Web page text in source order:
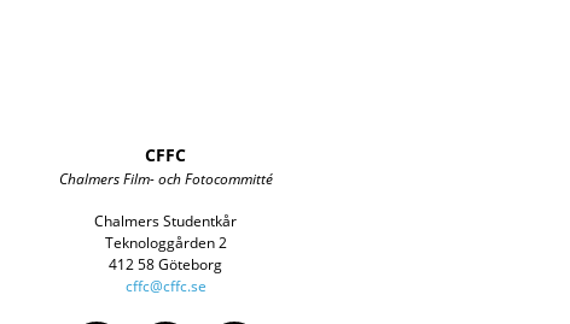
CFFC
Chalmers Film- och Fotocommitté
Chalmers Studentkår
Teknologgården 2
412 58 Göteborg
cffc@cffc.se